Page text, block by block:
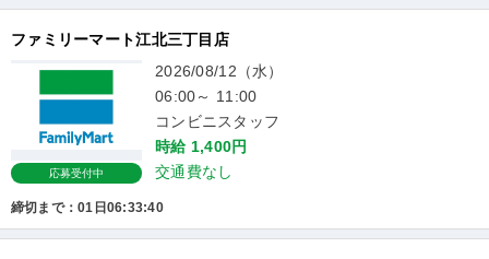
ファミリーマート江北三丁目店
応募受付中
2026/08/12（水）
06:00～ 11:00
コンビニスタッフ
時給 1,400円
交通費なし
締切まで：01日06:33:40